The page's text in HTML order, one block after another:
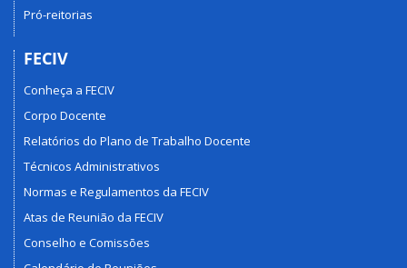
Pró-reitorias
FECIV
Conheça a FECIV
Corpo Docente
Relatórios do Plano de Trabalho Docente
Técnicos Administrativos
Normas e Regulamentos da FECIV
Atas de Reunião da FECIV
Conselho e Comissões